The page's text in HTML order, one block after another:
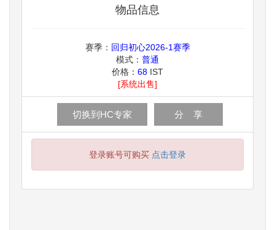
物品信息
赛季： 回归初心2026-1赛季
模式： 普通
价格： 68 IST
[系统出售]
切换到HC专家 分 享
登录账号可购买 点击登录